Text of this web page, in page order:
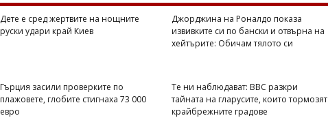
Дете е сред жертвите на нощните
руски удари край Киев
Джорджина на Роналдо показа
извивките си по бански и отвърна на
хейтърите: Обичам тялото си
Гърция засили проверките по
плажовете, глобите стигнаха 73 000
евро
Те ни наблюдават: BBC разкри
тайната на гларусите, които тормозят
крайбрежните градове